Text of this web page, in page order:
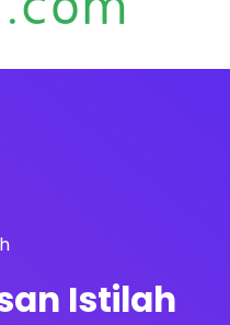
Istilah